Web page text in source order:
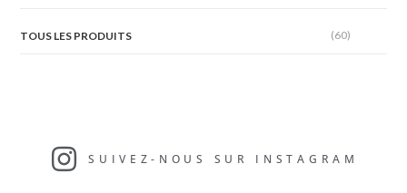
TOUS LES PRODUITS (60)
SUIVEZ-NOUS SUR INSTAGRAM​